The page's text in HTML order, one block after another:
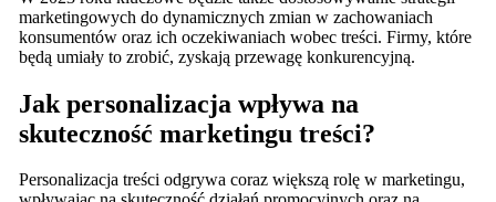
marketingowych do dynamicznych zmian w zachowaniach
konsumentów oraz ich oczekiwaniach wobec treści. Firmy, które
będą umiały to zrobić, zyskają przewagę konkurencyjną.
Jak personalizacja wpływa na
skuteczność marketingu treści?
Personalizacja treści odgrywa coraz większą rolę w marketingu,